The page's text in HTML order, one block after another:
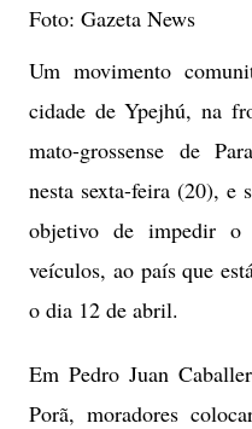
Foto: Gazeta News
Um movimento
cidade de Ypejhú, na
mato-grossense de
nesta sexta-feira (20), e
objetivo de impedir o
veículos, ao país que
o dia 12 de abril.
Em Pedro Juan
Porã, moradores